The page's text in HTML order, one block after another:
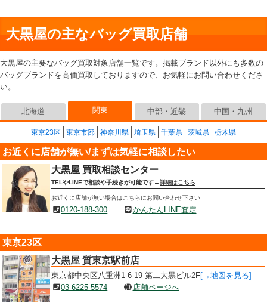
大黒屋の主なバッグ買取店舗
大黒屋の主要なバッグ買取対象店舗一覧です。掲載ブランド以外にも多数の
バッグブランドを高価買取しておりますので、お気軽にお問い合わせくださ
い。
北海道 関東 中部・近畿 中国・九州
東京23区 東京市部 神奈川県 埼玉県 千葉県 茨城県 栃木県
お近くに店舗が無い/まずは気軽に相談したい
大黒屋 買取相談センター
TELやLINEで相談や手続きが可能です→詳細はこちら
お近くに店舗が無い場合はこちらにお問い合わせ下さい
0120-188-300 かんたんLINE査定
東京23区
大黒屋 質東京駅前店
東京都中央区八重洲1-6-19 第二大黒ビル2F[→地図を見る]
03-6225-5574
店舗ページへ